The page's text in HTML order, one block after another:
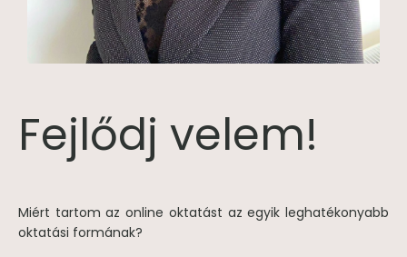
Fejlődj velem!
Miért tartom az online oktatást az egyik leghatékonyabb
oktatási formának?